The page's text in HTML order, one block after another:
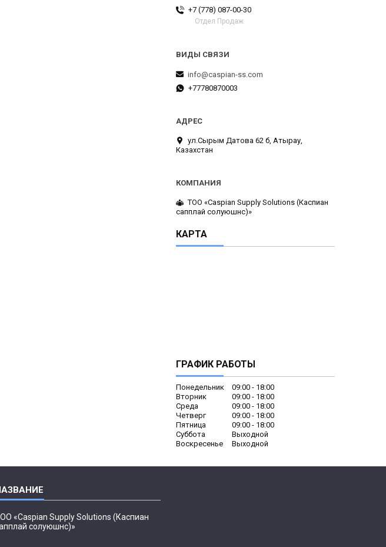
+7 (778) 087-00-30
Отдел Продаж
info@caspian-ss.com
+77780870003
ул.Сырым Датова 62 б, Атырау,
Казахстан
ТОО «Caspian Supply Solutions (Каспиан
сапплай солуюшнс)»
КАРТА
ГРАФИК РАБОТЫ
Понедельник 09:00
18:00
Вторник
09:00
18:00
Среда
09:00
18:00
Четверг
09:00
18:00
Пятница
09:00
18:00
Суббота
Выходной
Воскресенье
Выходной
«Caspian Supply Solutions (Каспиан
солуюшнс)»